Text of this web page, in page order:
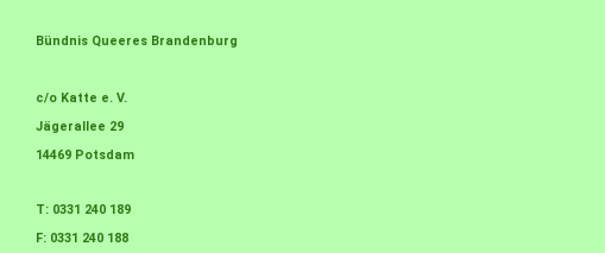
Bündnis Queeres Brandenburg
c/o Katte e. V.
Jägerallee 29
14469 Potsdam
T: 0331 240 189
F: 0331 240 188